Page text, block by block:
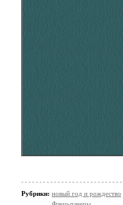
Рубрики: новый год и рождество